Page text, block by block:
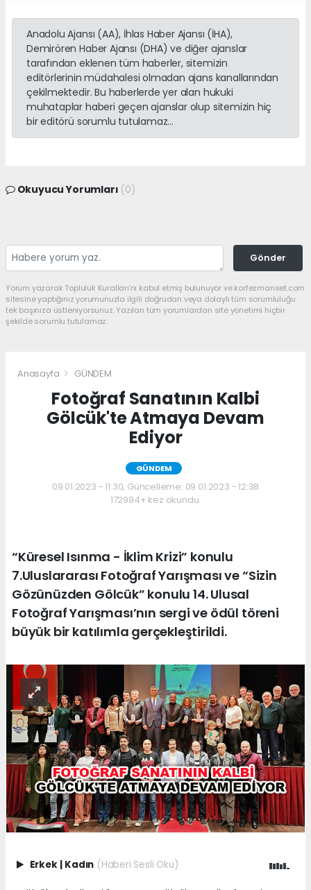
Anadolu Ajansı (AA), İhlas Haber Ajansı (İHA),
Demirören Haber Ajansı (DHA) ve diğer ajanslar
tarafından eklenen tüm haberler, sitemizin
editörlerinin müdahalesi olmadan ajans kanallarından
çekilmektedir. Bu haberlerde yer alan hukuki
muhataplar haberi geçen ajanslar olup sitemizin hiç
bir editörü sorumlu tutulamaz...
Okuyucu Yorumları (0)
Gönder
Yorum yazarak Topluluk Kuralları’nı kabul etmiş bulunuyor ve korfezmanset.com
sitesine yaptığınız yorumunuzla ilgili doğrudan veya dolaylı tüm sorumluluğu
tek başınıza üstleniyorsunuz. Yazılan tüm yorumlardan site yönetimi hiçbir
şekilde sorumlu tutulamaz.
Anasayfa GÜNDEM
Fotoğraf Sanatının Kalbi
Gölcük'te Atmaya Devam
Ediyor
GÜNDEM
09.01.2023 - 11:30, Güncelleme: 09.01.2023 - 12:38
172994+ kez okundu.
“Küresel Isınma - İklim Krizi” konulu
7.Uluslararası Fotoğraf Yarışması ve “Sizin
Gözünüzden Gölcük” konulu 14. Ulusal
Fotoğraf Yarışması’nın sergi ve ödül töreni
büyük bir katılımla gerçekleştirildi.
Erkek | Kadın (Haberi Sesli Oku)